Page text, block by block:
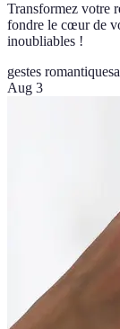
Transformez votre
fondre le cœur de
inoubliables !
gestes romantiques
Aug 3